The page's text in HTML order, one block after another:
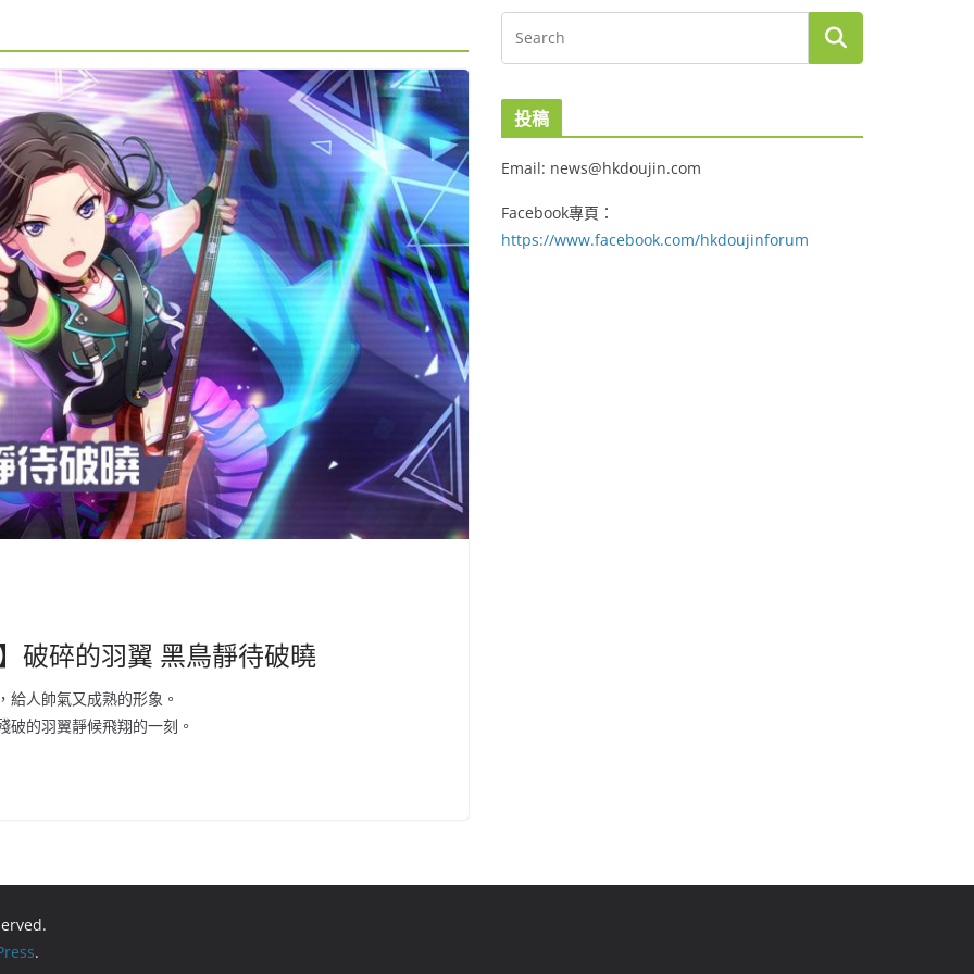
破碎的羽翼 黑鳥靜待破曉
人帥氣又成熟的形象。
的羽翼靜候飛翔的一刻。
投稿
Email: news@hkdoujin.com
Facebook專頁：
https://www.facebook.com/hkdoujinforum
.